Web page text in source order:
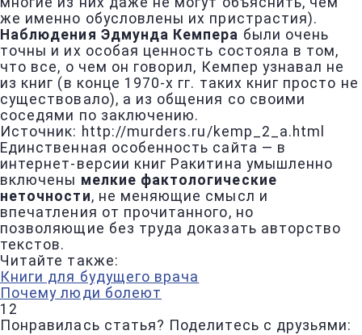
же именно обусловлены их пристрастия).
Наблюдения Эдмунда Кемпера были очень
точны и их особая ценность состояла в том,
что все, о чем он говорил, Кемпер узнавал не
из книг (в конце 1970-х гг. таких книг просто не
существовало), а из общения со своими
соседями по заключению.
Источник: http://murders.ru/kemp_2_a.html
Единственная особенность сайта — в
интернет-версии книг Ракитина умышленно
включены мелкие фактологические
неточности, не меняющие смысл и
впечатления от прочитанного, но
позволяющие без труда доказать авторство
текстов.
Читайте также:
Книги для будущего врача
Почему люди болеют
12
Понравилась статья? Поделитесь с друзьями: